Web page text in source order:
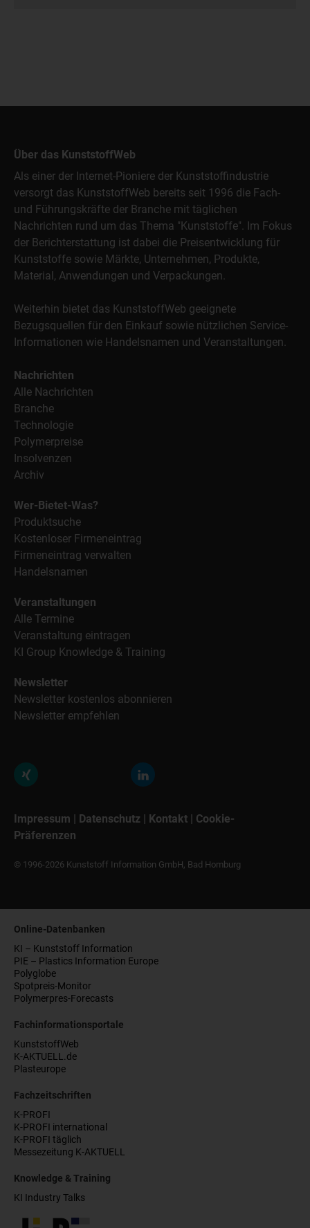
Über das KunststoffWeb
Als einer der Internet-Pioniere der Kunststoffindustrie
versorgt das KunststoffWeb bereits seit 1996 die Fach-
und Führungskräfte der Branche mit täglichen
Nachrichten rund um das Thema "Kunststoffe". Im Fokus
der Berichterstattung ist dabei die Preisentwicklung für
Kunststoffe sowie Märkte, Unternehmen, Produkte,
Material, Anwendungen und Verpackungen.
Weiterhin bietet das KunststoffWeb geeignete
Bezugsquellen für den Einkauf sowie nützlichen Service-
Informationen wie Handelsnamen und Veranstaltungen.
Nachrichten
Alle Nachrichten
Branche
Technologie
Polymerpreise
Insolvenzen
Archiv
Wer-Bietet-Was?
Produktsuche
Kostenloser Firmeneintrag
Firmeneintrag verwalten
Handelsnamen
Veranstaltungen
Alle Termine
Veranstaltung eintragen
KI Group Knowledge & Training
Newsletter
Newsletter kostenlos abonnieren
Newsletter empfehlen
Impressum | Datenschutz | Kontakt | Cookie-
Präferenzen
© 1996-2026 Kunststoff Information GmbH, Bad Homburg
Online-Datenbanken
KI – Kunststoff Information
PIE – Plastics Information Europe
Polyglobe
Spotpreis-Monitor
Polymerpres-Forecasts
Fachinformationsportale
KunststoffWeb
K-AKTUELL.de
Plasteurope
Fachzeitschriften
K-PROFI
K-PROFI international
K-PROFI täglich
Messezeitung K-AKTUELL
Knowledge & Training
KI Industry Talks